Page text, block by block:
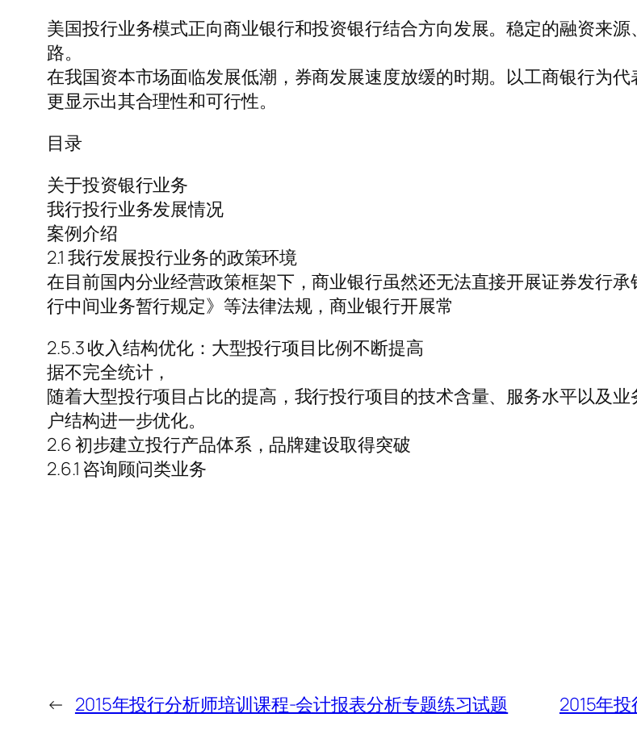
美国投行业务模式正向商业银行和投资银行结合方向发展。稳定的融资来
路。
在我国资本市场面临发展低潮，券商发展速度放缓的时期。以工商银行为代
更显示出其合理性和可行性。
目录
关于投资银行业务
我行投行业务发展情况
案例介绍
2.1 我行发展投行业务的政策环境
在目前国内分业经营政策框架下，商业银行虽然还无法直接开展证券发行
行中间业务暂行规定》等法律法规，商业银行开展常
2.5.3 收入结构优化：大型投行项目比例不断提高
据不完全统计，
随着大型投行项目占比的提高，我行投行项目的技术含量、服务水平以及
户结构进一步优化。
2.6 初步建立投行产品体系，品牌建设取得突破
2.6.1 咨询顾问类业务
← 2015年投行分析师培训课程-会计报表分析专题练习试题 2015年